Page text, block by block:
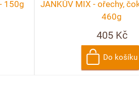
150g
JANKŮV MIX - ořechy,
460g
405 Kč
Do košíku